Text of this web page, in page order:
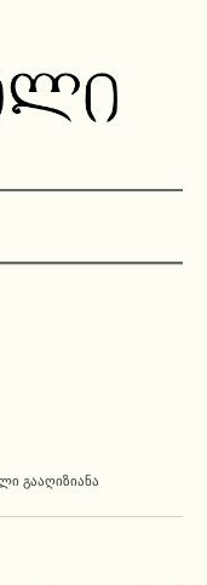
ᲒᲐᲐᲦᲘᲖᲘᲐᲜᲐ